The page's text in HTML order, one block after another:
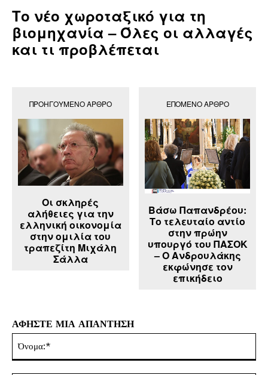
Το νέο χωροταξικό για τη
βιομηχανία – Όλες οι αλλαγές
και τι προβλέπεται
ΠΡΟΗΓΟΎΜΕΝΟ ΆΡΘΡΟ
Οι σκληρές
αλήθειες για την
ελληνική οικονομία
στην ομιλία του
τραπεζίτη Μιχάλη
Σάλλα
ΕΠΌΜΕΝΟ ΆΡΘΡΟ
Βάσω Παπανδρέου:
Το τελευταίο αντίο
στην πρώην
υπουργό του ΠΑΣΟΚ
– Ο Ανδρουλάκης
εκφώνησε τον
επικήδειο
ΑΦΗΣΤΕ ΜΙΑ ΑΠΑΝΤΗΣΗ